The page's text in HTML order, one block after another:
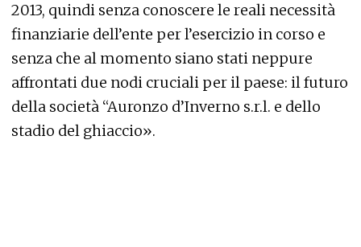
2013, quindi senza conoscere le reali necessità
finanziarie dell’ente per l’esercizio in corso e
senza che al momento siano stati neppure
affrontati due nodi cruciali per il paese: il futuro
della società “Auronzo d’Inverno s.r.l. e dello
stadio del ghiaccio».